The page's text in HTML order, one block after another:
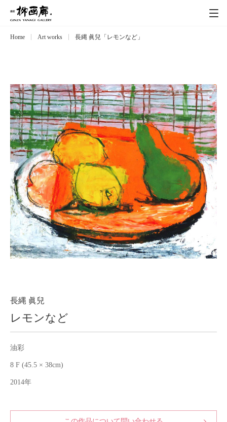
Exhibitions
Artists 作家
Art works 作品一覧
Catalog カタログ
Schedule スケジュール
About 会社案内
Contact
Purchase assessment
Home Art works 長縄 眞兒「レモンなど」
長縄 眞兒
レモンなど
油彩
8 F (45.5 × 38cm)
2014年